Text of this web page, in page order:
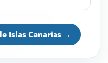
Islas Canarias →